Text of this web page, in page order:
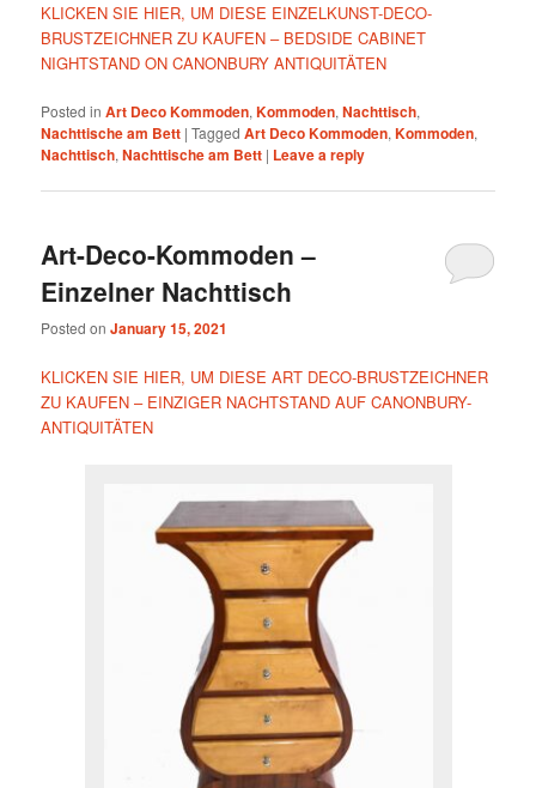
KLICKEN SIE HIER, UM DIESE EINZELKUNST-DECO-
BRUSTZEICHNER ZU KAUFEN – BEDSIDE CABINET
NIGHTSTAND ON CANONBURY ANTIQUITÄTEN
Posted in Art Deco Kommoden,Kommoden,Nachttisch,
Nachttische am Bett |Tagged Art Deco Kommoden,Kommoden,
Nachttisch,Nachttische am Bett | Leave a reply
Art-Deco-Kommoden –
Einzelner Nachttisch
Posted onJanuary 15, 2021
KLICKEN SIE HIER, UM DIESE ART DECO-BRUSTZEICHNER
ZU KAUFEN – EINZIGER NACHTSTAND AUF CANONBURY-
ANTIQUITÄTEN